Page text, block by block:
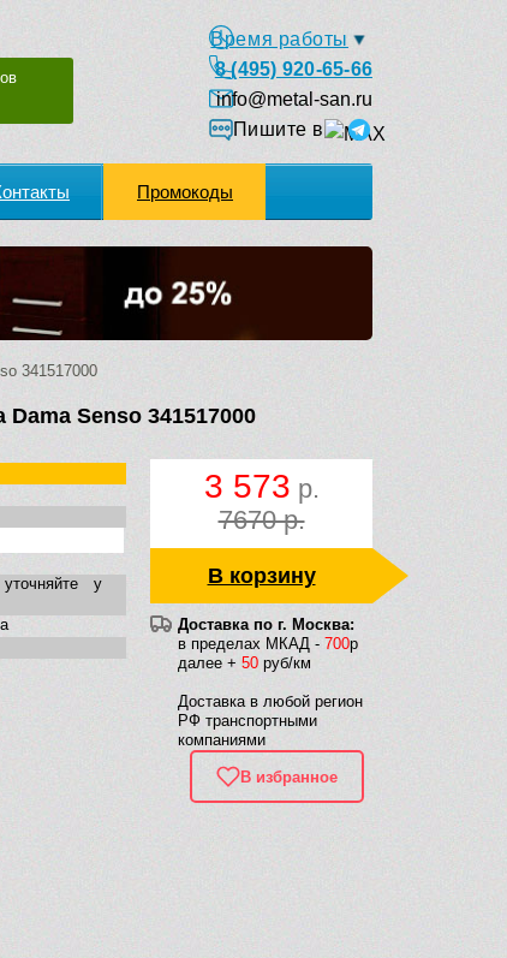
Время работы
8 (495) 920-65-66
info@metal-san.ru
Пишите в
Промокоды
341517000
Dama Senso 341517000
3 573 р.
7670 р.
В корзину
Доставка по г. Москва:
в пределах МКАД - 700р
далее + 50 руб/км
Доставка в любой регион
РФ транспортными
компаниями
В избранное
у